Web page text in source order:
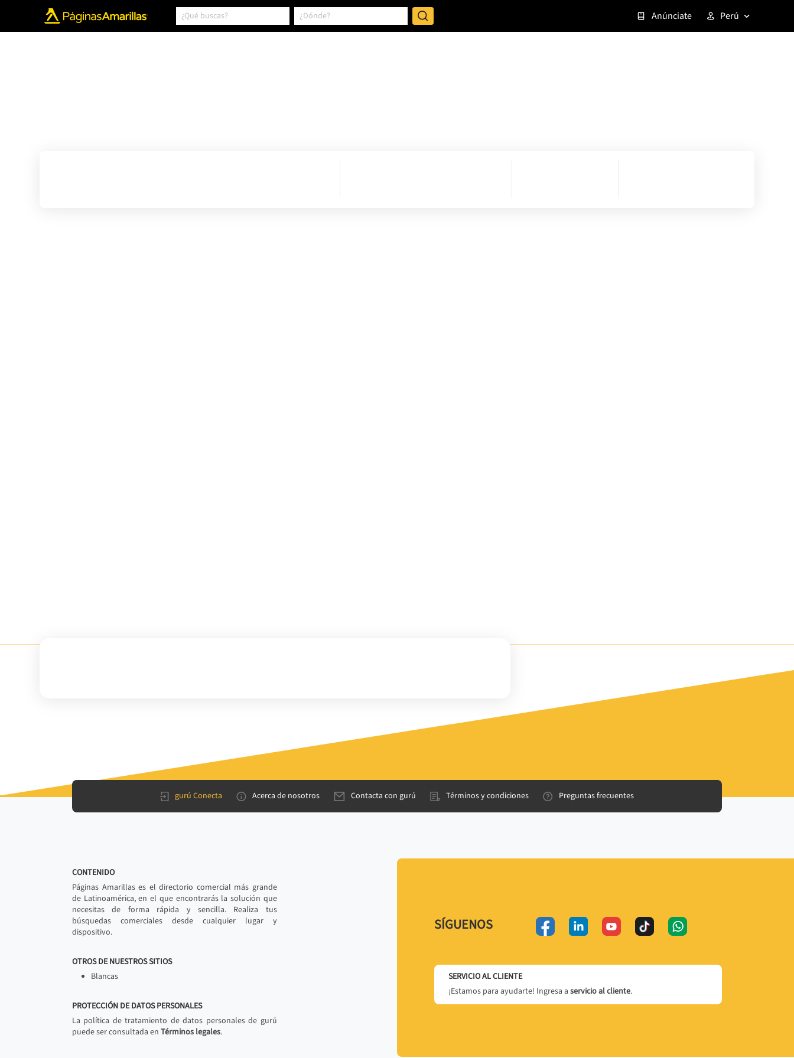
Anúnciate Perú
gurú Conecta Acerca de nosotros Contacta con gurú Términos y condiciones Preguntas frecuentes
CONTENIDO
Páginas Amarillas es el directorio comercial más grande
de Latinoamérica, en el que encontrarás la solución que
necesitas de forma rápida y sencilla. Realiza tus
búsquedas comerciales desde cualquier lugar y
dispositivo.
OTROS DE NUESTROS SITIOS
Blancas
PROTECCIÓN DE DATOS PERSONALES
La política de tratamiento de datos personales de gurú
puede ser consultada en Términos legales.
SÍGUENOS
SERVICIO AL CLIENTE
¡Estamos para ayudarte! Ingresa a servicio al cliente.